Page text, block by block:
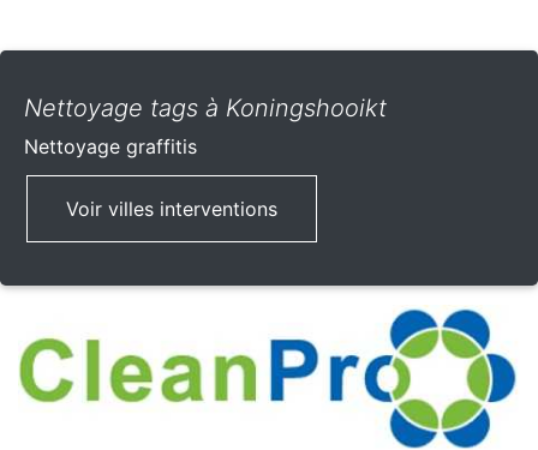
Nettoyage tags à Koningshooikt
Nettoyage graffitis
Voir villes interventions